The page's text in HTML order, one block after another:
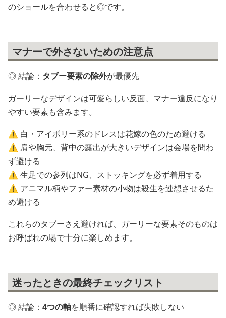
のショールを合わせると◎です。
マナーで外さないための注意点
◎ 結論： タブー要素の除外が最優先
ガーリーなデザインは可愛らしい反面、マナー違反になり
やすい要素も含みます。
⚠️ 白・アイボリー系のドレスは花嫁の色のため避ける
⚠️ 肩や胸元、背中の露出が大きいデザインは会場を問わ
ず避ける
⚠️ 生足での参列はNG、ストッキングを必ず着用する
⚠️ アニマル柄やファー素材の小物は殺生を連想させるた
め避ける
これらのタブーさえ避ければ、ガーリーな要素そのものは
お呼ばれの場で十分に楽しめます。
迷ったときの最終チェックリスト
◎ 結論： 4つの軸を順番に確認すれば失敗しない